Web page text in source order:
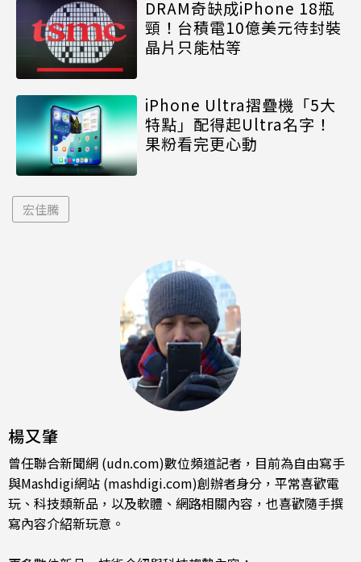
DRAM奇缺成iPhone 18瓶
頸！台積電10億美元待封裝
晶片只能枯等
iPhone Ultra摺疊機「5大
特點」配得起Ultra名字！
果粉看完更心動
宏佳騰
楊又肇
曾任聯合新聞網 (udn.com)數位頻道記者，目前為自由寫手
與Mashdigi網站 (mashdigi.com)創辦者身分，平常喜歡電
玩、科技類新品，以及軟體、網路相關內容，也喜歡隨手撰
寫內容介紹新玩意。